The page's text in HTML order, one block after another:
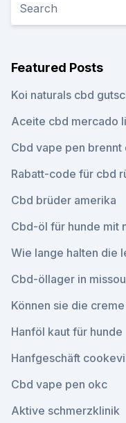
Featured Posts
Koi naturals cbd
Aceite cbd mercado
Cbd vape pen brennt
Rabatt-code für cbd
Cbd brüder amerika
Cbd-öl für hunde mit
Wie lange halten die
Cbd-öllager in
Können sie die
Hanföl kaut für hunde
Hanfgeschäft
Cbd vape pen okc
Aktive schmerzklinik